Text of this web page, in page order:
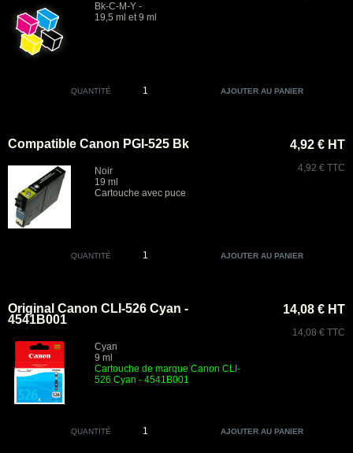
Bk-C-M-Y -
19,5 ml et 9 ml
QUANTITÉ
Compatible Canon PGI-525 Bk
Noir
19 ml
Cartouche avec puce
4,92 € HT
4,92 € TTC
QUANTITÉ
Original Canon CLI-526 Cyan -
4541B001
Cyan
9 ml
Cartouche de marque Canon CLI-
526 Cyan - 4541B001
14,08 € HT
14,08 € TTC
QUANTITÉ